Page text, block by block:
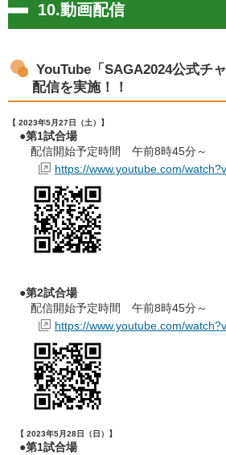
10.動画配信
YouTube「SAGA2024公式チ
配信を実施！！
【 2023年5月27日（土）】
●第1試合場
配信開始予定時間 午前8時45分～
https://www.youtube.com/
●第2試合場
配信開始予定時間 午前8時45分～
https://www.youtube.com/
【 2023年5月28日（日）】
●第1試合場